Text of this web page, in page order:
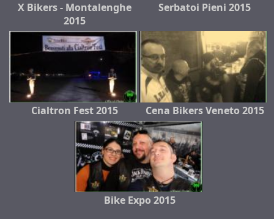
X Bikers - Montalenghe
2015
Serbatoi Pieni 2015
Cialtron Fest 2015 Cena Bikers Veneto 2015
Bike Expo 2015